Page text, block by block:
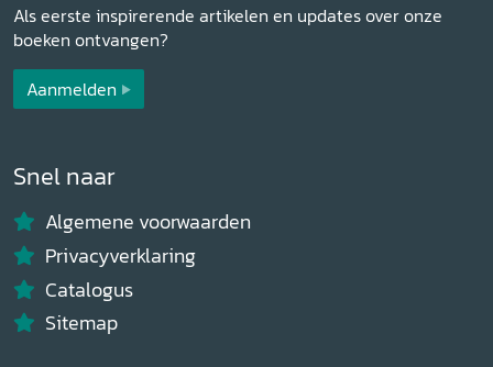
Als eerste inspirerende artikelen en updates over onze
boeken ontvangen?
Aanmelden
Snel naar
Algemene voorwaarden
Privacyverklaring
Catalogus
Sitemap